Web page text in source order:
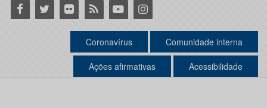
Facebook
Twitter Flickr RSS YoutubeInstagram
Coronavírus Comunidade interna
Ações afirmativas Acessibilidade